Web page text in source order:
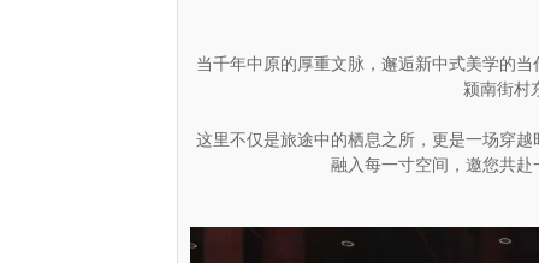
当千年中原的厚重文脉，邂逅新中式美学的
颍南街村
这里不仅是旅途中的栖息之所，更是一场穿
融入每一寸空间，邀您共赴